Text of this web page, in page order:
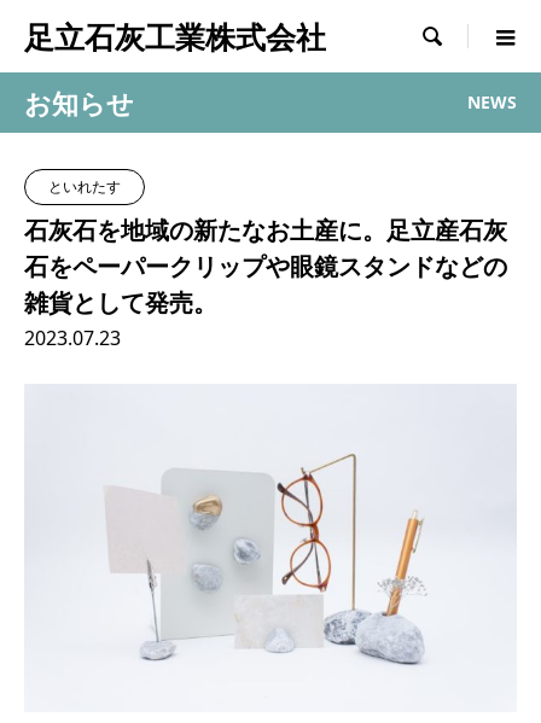
足立石灰工業株式会社 
お知らせ NEWS
といれたす
石灰石を地域の新たなお土産に。足立産石灰
石をペーパークリップや眼鏡スタンドなどの
雑貨として発売。
2023.07.23